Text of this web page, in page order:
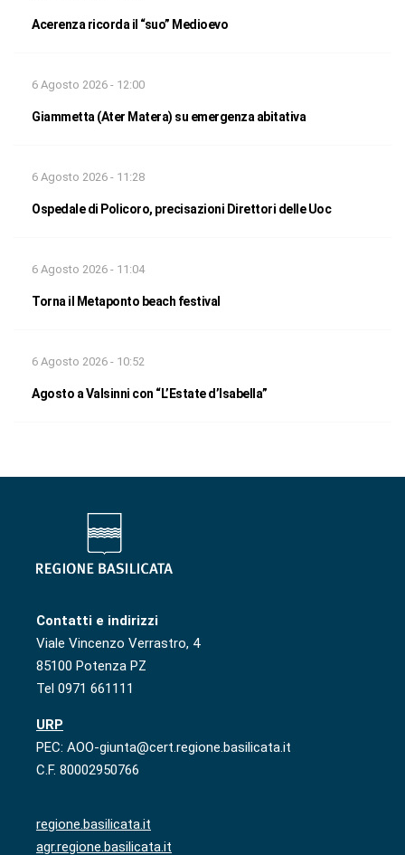
Acerenza ricorda il “suo” Medioevo
6 Agosto 2026 - 12:00
Giammetta (Ater Matera) su emergenza abitativa
6 Agosto 2026 - 11:28
Ospedale di Policoro, precisazioni Direttori delle Uoc
6 Agosto 2026 - 11:04
Torna il Metaponto beach festival
6 Agosto 2026 - 10:52
Agosto a Valsinni con “L’Estate d’Isabella”
Contatti e indirizzi
Viale Vincenzo Verrastro, 4
85100 Potenza PZ
Tel 0971 661111
URP
PEC: AOO-giunta@cert.regione.basilicata.it
C.F. 80002950766
regione.basilicata.it
agr.regione.basilicata.it